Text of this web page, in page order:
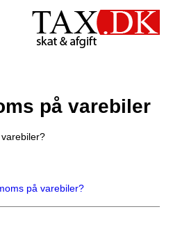
på varebiler
på varebiler?